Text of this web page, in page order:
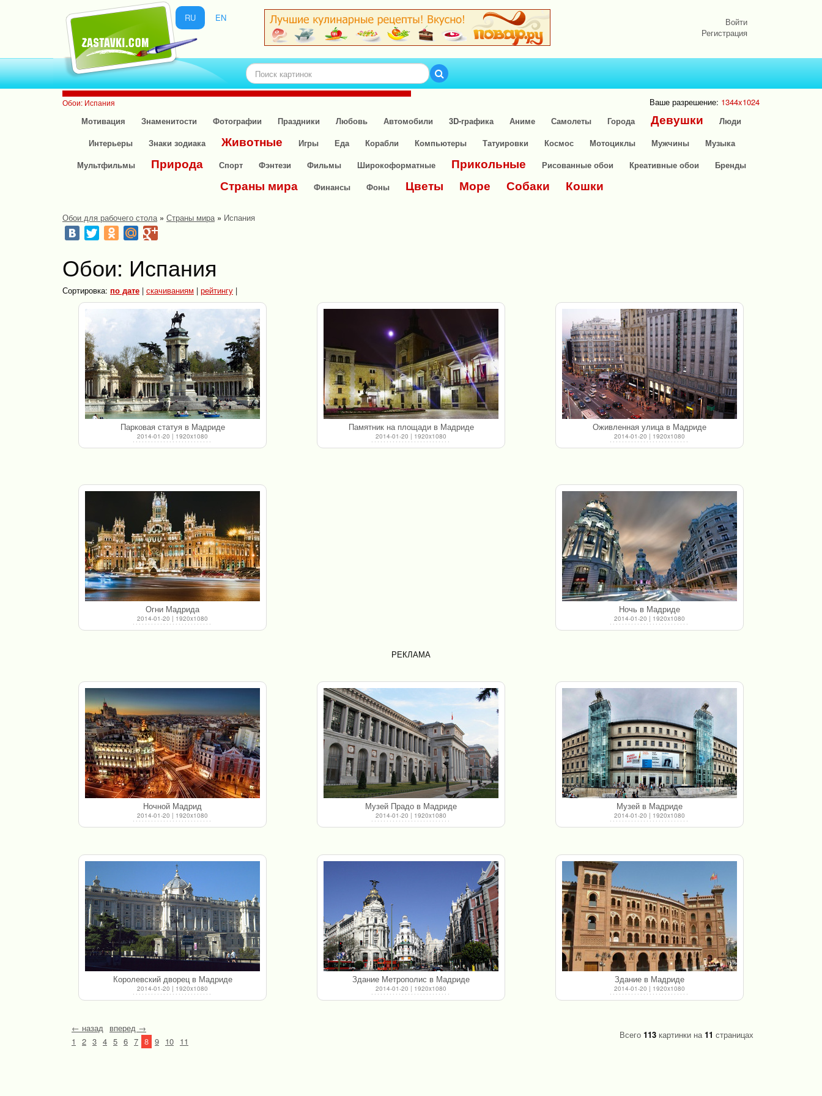
RU EN
Войти
Регистрация
Обои: Испания Ваше разрешение: 1344x1024
Мотивация
Знаменитости Фотографии Праздники Любовь Автомобили 3D-графика Аниме Самолеты Города Девушки
Люди
Интерьеры
Знаки зодиака Животные Игры Еда Корабли Компьютеры Татуировки Космос Мотоциклы Мужчины
Музыка
Мультфильмы
Природа Спорт Фэнтези Фильмы Широкоформатные Прикольные Рисованные обои Креативные обои Бренды
Страны мира Финансы Фоны Цветы Море Собаки Кошки
Обои для рабочего стола» Страны мира» Испания
Обои: Испания
Сортировка: по дате | скачиваниям | рейтингу |
Парковая статуя в Мадриде
2014-01-20 | 1920x1080
Памятник на площади в Мадриде
2014-01-20 | 1920x1080
Оживленная улица в Мадриде
2014-01-20 | 1920x1080
Огни Мадрида
2014-01-20 | 1920x1080
РЕКЛАМА
Ночь в Мадриде
2014-01-20 | 1920x1080
Ночной Мадрид
2014-01-20 | 1920x1080
Музей Прадо в Мадриде
2014-01-20 | 1920x1080
Музей в Мадриде
2014-01-20 | 1920x1080
Королевский дворец в Мадриде
2014-01-20 | 1920x1080
Здание Метрополис в Мадриде
2014-01-20 | 1920x1080
Здание в Мадриде
2014-01-20 | 1920x1080
← назад вперед →
1
2 3 4 5 6 7 8 9 10 11
Всего 113 картинки на11 страницах